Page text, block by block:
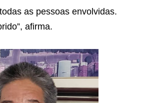
as pessoas envolvidas.
afirma.